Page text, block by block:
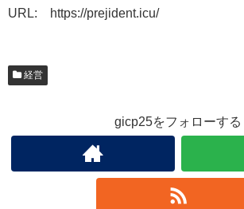
URL: https://prejident.icu/
経営
gicp25をフォローする